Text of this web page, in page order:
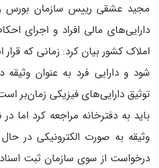
مجید عشقی رییس سازمان بورس و
دارایی‌های مالی افراد و اجرای
املاک کشور بیان کرد: زمانی که
شود و دارایی فرد به عنوان وثیقه
توثیق دارایی‌های فیزیکی زمان‌بر
باید به دفترخانه مراجعه کرد اما
وثیقه به صورت الکترونیکی در
درخواست از سوی سازمان ثبت